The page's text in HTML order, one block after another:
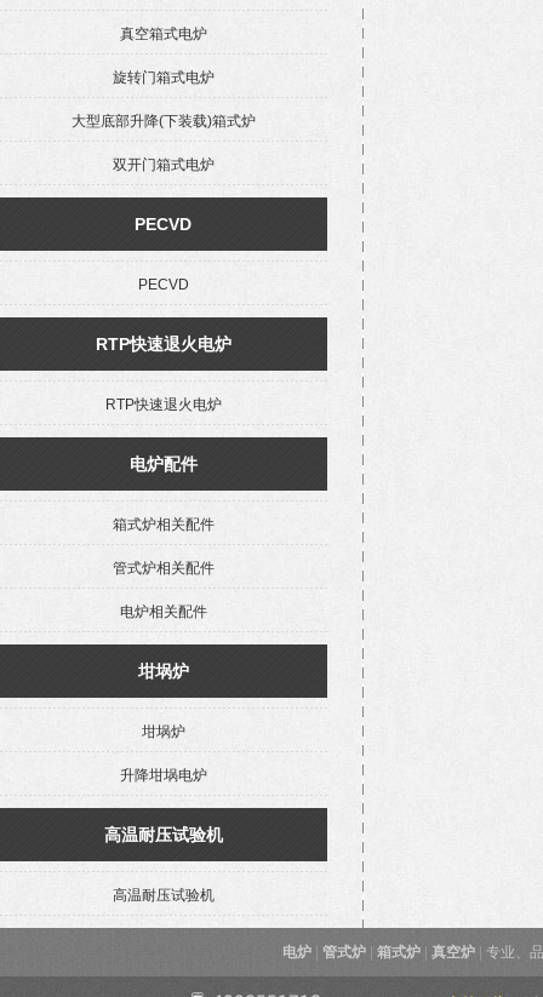
真空箱式电炉
旋转门箱式电炉
大型底部升降(下装载)箱式炉
双开门箱式电炉
PECVD
PECVD
RTP快速退火电炉
RTP快速退火电炉
电炉配件
箱式炉相关配件
管式炉相关配件
电炉相关配件
坩埚炉
坩埚炉
升降坩埚电炉
高温耐压试验机
高温耐压试验机
电炉 管式炉 箱式炉 真空炉 专业、